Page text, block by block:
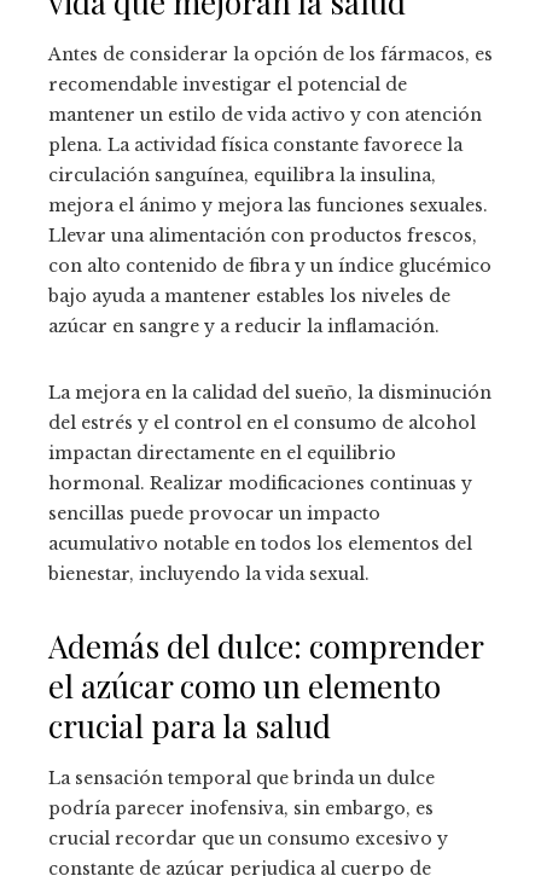
Antes de considerar la opción de los fármacos, es
recomendable investigar el potencial de
mantener un estilo de vida activo y con atención
plena. La actividad física constante favorece la
circulación sanguínea, equilibra la insulina,
mejora el ánimo y mejora las funciones sexuales.
Llevar una alimentación con productos frescos,
con alto contenido de fibra y un índice glucémico
bajo ayuda a mantener estables los niveles de
azúcar en sangre y a reducir la inflamación.
La mejora en la calidad del sueño, la disminución
del estrés y el control en el consumo de alcohol
impactan directamente en el equilibrio
hormonal. Realizar modificaciones continuas y
sencillas puede provocar un impacto
acumulativo notable en todos los elementos del
bienestar, incluyendo la vida sexual.
Además del dulce: comprender
el azúcar como un elemento
crucial para la salud
La sensación temporal que brinda un dulce
podría parecer inofensiva, sin embargo, es
crucial recordar que un consumo excesivo y
constante de azúcar perjudica al cuerpo de